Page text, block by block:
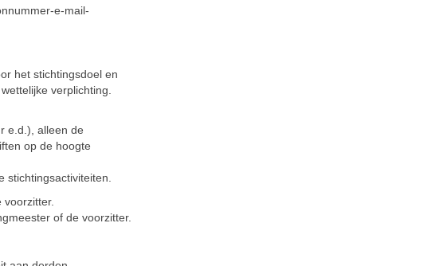
e-mail-
het stichtingsdoel en
verplichting.
e.d.), alleen de
op de hoogte
stichtingsactiviteiten.
of de voorzitter.